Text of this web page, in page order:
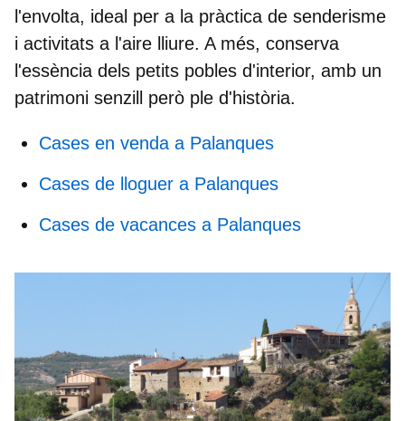
l'envolta, ideal per a la pràctica de senderisme
i activitats a l'aire lliure. A més, conserva
l'essència dels petits pobles d'interior, amb un
patrimoni senzill però ple d'història.
Cases en venda a Palanques
Cases de lloguer a Palanques
Cases de vacances a Palanques